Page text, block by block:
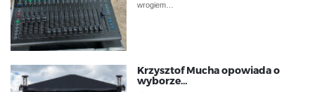
wrogiem…
Krzysztof Mucha opowiada o
wyborze…